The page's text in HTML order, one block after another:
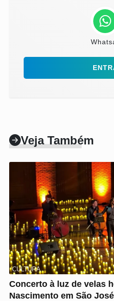
Veja Também
CULTURA
Concerto à luz de velas
Nascimento em São